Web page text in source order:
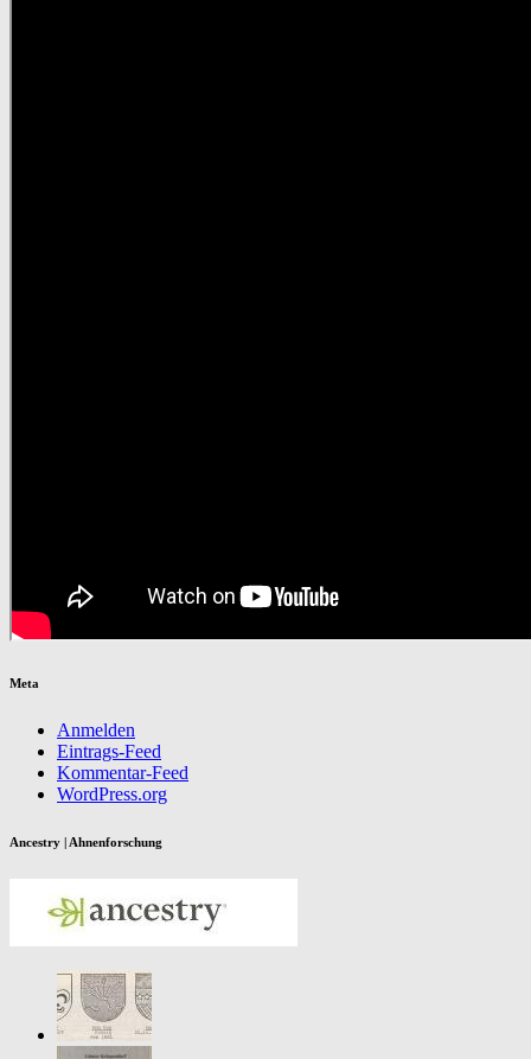
Meta
Anmelden
Eintrags-Feed
Kommentar-Feed
WordPress.org
Ancestry | Ahnenforschung